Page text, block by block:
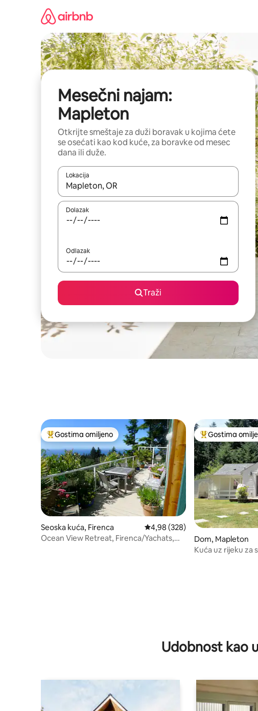
Mesečni najam:
Mapleton
Otkrijte smeštaje za duži boravak u kojima ćete
se osećati kao kod kuće, za boravke od mesec
dana ili duže.
Lokacija
Kad su rezultati dostupni, možete da se krećete kroz njih
Dolazak
Odlazak
Traži
Najuspešniji među gostima omiljenim
Gostima omiljeno
Seoska kuća, Firenca Prosečna ocena 4,98 od 5,
4,98 (328)
Ocean View Retreat, Firenca/Yachats,
Najuspešniji
Gostima
Dom, Mapleton
Kuća uz rijeku za
Udobnost kao